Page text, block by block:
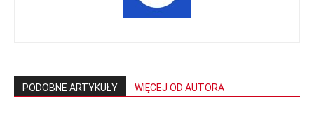
PODOBNE ARTYKUŁY WIĘCEJ OD AUTORA